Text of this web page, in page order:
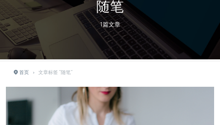
随笔
1篇文章
首页 › 文章标签 "随笔"